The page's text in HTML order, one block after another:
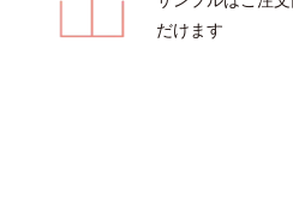
だけます